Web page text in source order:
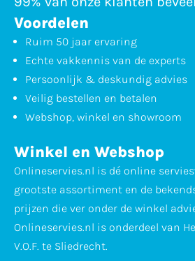
Voordelen
Ruim 50 jaar ervaring
Echte vakkennis van de experts
Persoonlijk & deskundig advies
Veilig bestellen en betalen
Webshop, winkel en showroom
Winkel en Webshop
Onlineservies.nl is dé online
grootste assortiment en de
prijzen die ver onder de winkel
Onlineservies.nl is onderdeel van
V.O.F. te Sliedrecht.